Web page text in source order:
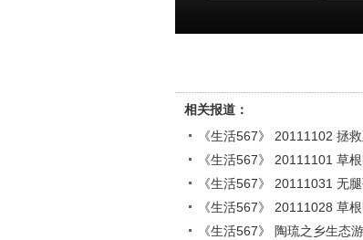
相关报道：
《生活567》 20111102 拯
《生活567》 20111101 草
《生活567》 20111031 无
《生活567》 20111028 草
《生活567》 陶琉之乡生态游